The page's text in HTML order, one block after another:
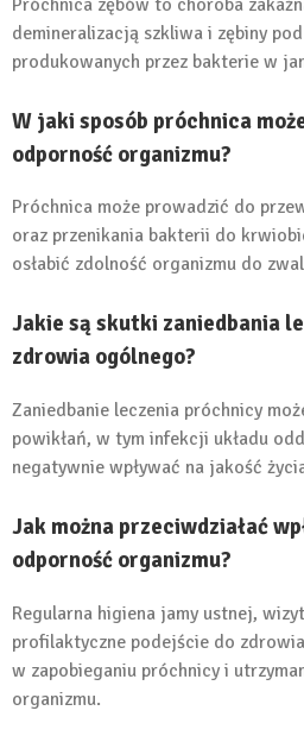
demineralizacją szkliwa i zębiny
produkowanych przez bakterie w
W jaki sposób próchnica
odporność organizmu?
Próchnica może prowadzić do
oraz przenikania bakterii do
osłabić zdolność organizmu do
Jakie są skutki zaniedbania
zdrowia ogólnego?
Zaniedbanie leczenia próchnicy
powikłań, w tym infekcji układu
negatywnie wpływać na jakość
Jak można przeciwdziałać
odporność organizmu?
Regularna higiena jamy ustnej,
profilaktyczne podejście do
w zapobieganiu próchnicy i
organizmu.